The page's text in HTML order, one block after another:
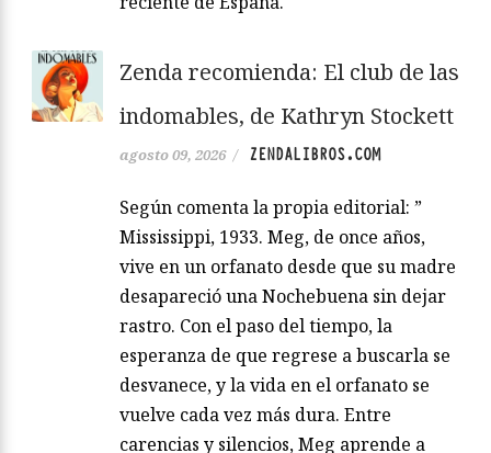
Zenda recomienda: El club de las
indomables, de Kathryn Stockett
agosto 09, 2026 / ZENDALIBROS.COM
Según comenta la propia editorial: ”
Mississippi, 1933. Meg, de once años,
vive en un orfanato desde que su madre
desapareció una Nochebuena sin dejar
rastro. Con el paso del tiempo, la
esperanza de que regrese a buscarla se
desvanece, y la vida en el orfanato se
vuelve cada vez más dura. Entre
carencias y silencios, Meg aprende a